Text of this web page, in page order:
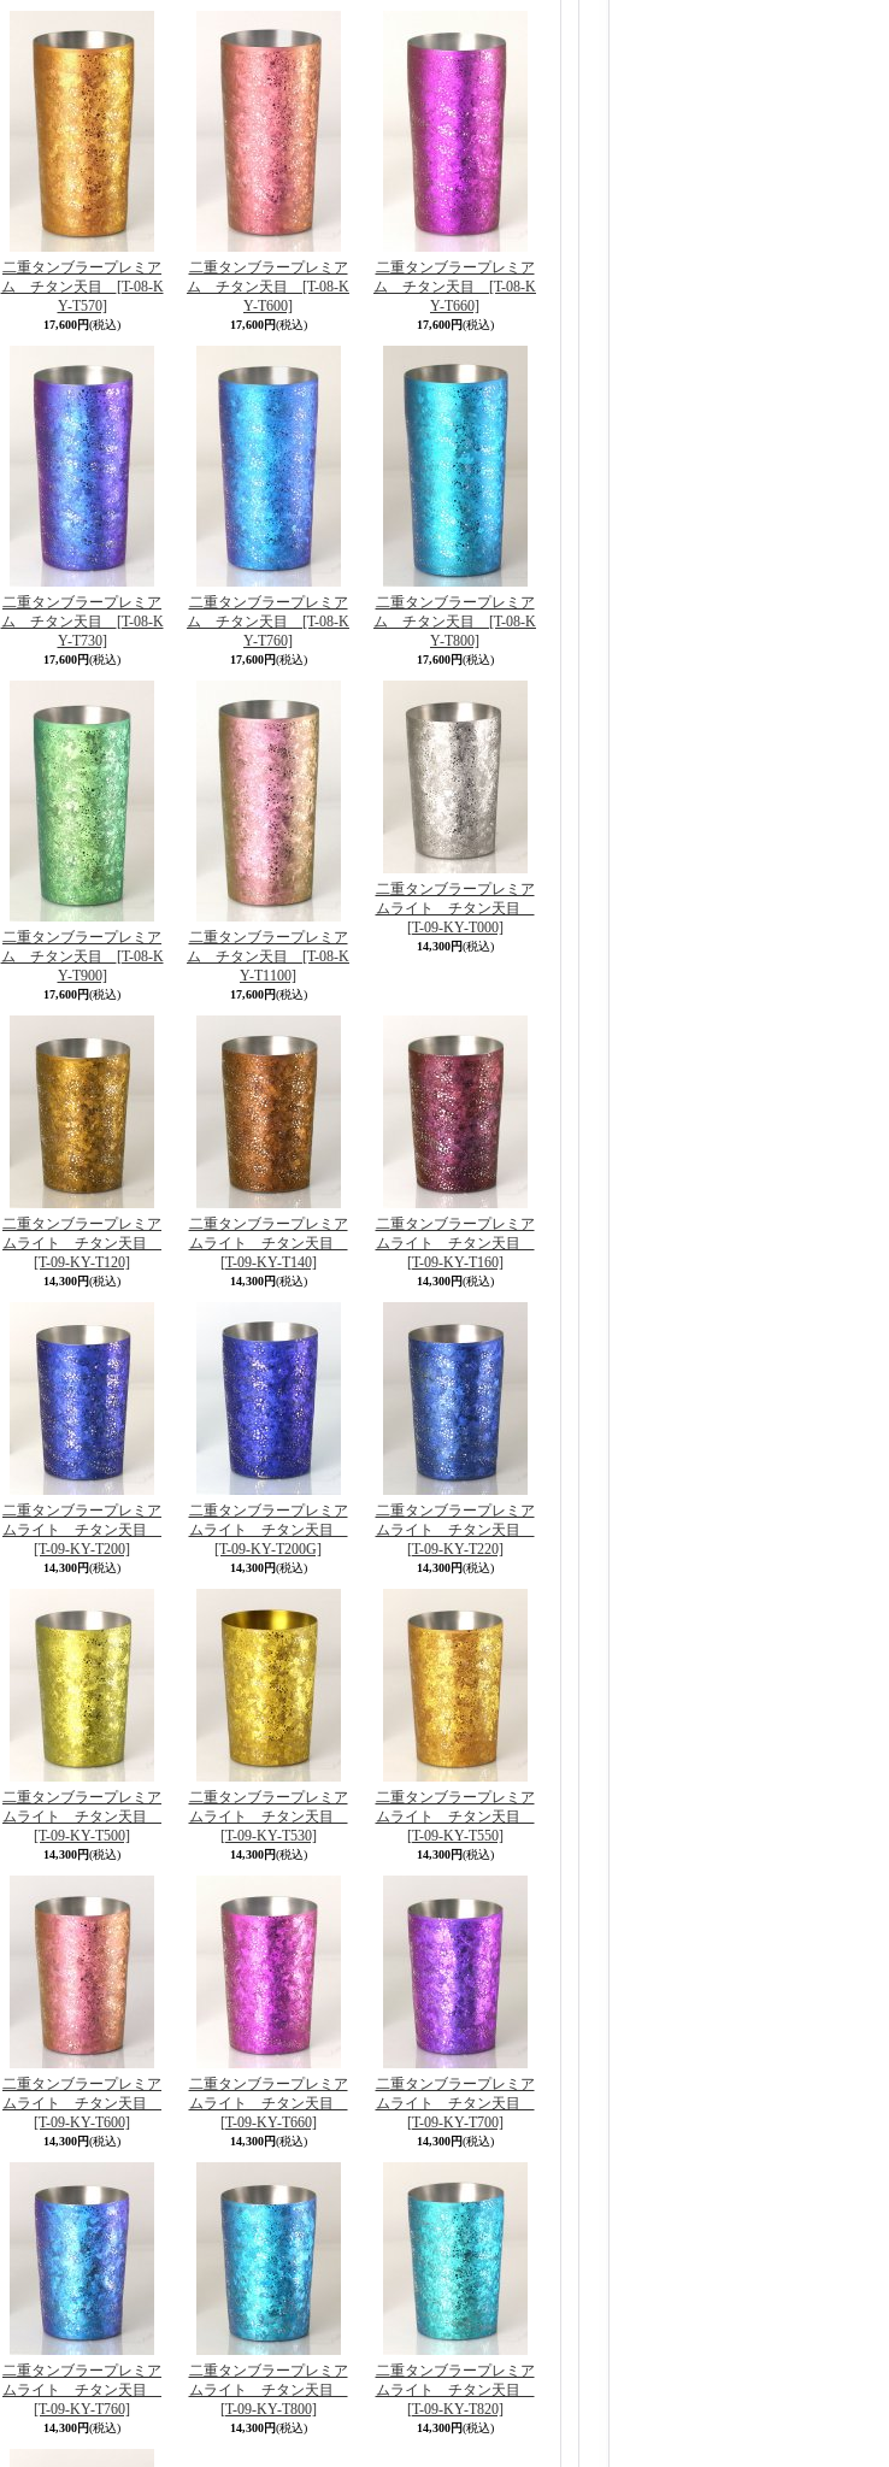
二重タンブラープレミア
ム チタン天目
[T-08-K
Y-T570]
17,600円(税込)
二重タンブラープレミア
ム チタン天目 [T-08-K
Y-T600]
17,600円(税込)
二重タンブラープレミア
ム チタン天目 [T-08-K
Y-T660]
17,600円(税込)
二重タンブラープレミア
ム チタン天目
[T-08-K
Y-T730]
17,600円(税込)
二重タンブラープレミア
ム チタン天目 [T-08-K
Y-T760]
17,600円(税込)
二重タンブラープレミア
ム チタン天目 [T-08-K
Y-T800]
17,600円(税込)
二重タンブラープレミア
ム チタン天目
[T-08-K
Y-T900]
17,600円(税込)
二重タンブラープレミア
ム チタン天目 [T-08-K
Y-T1100]
17,600円(税込)
二重タンブラープレミア
ムライト チタン天目
[T-09-KY-T000]
14,300円(税込)
二重タンブラープレミア
ムライト チタン天目
[T-09-KY-T120]
14,300円(税込)
二重タンブラープレミア
ムライト チタン天目
[T-09-KY-T140]
14,300円(税込)
二重タンブラープレミア
ムライト チタン天目
[T-09-KY-T160]
14,300円(税込)
二重タンブラープレミア
ムライト チタン天目
[T-09-KY-T200]
14,300円(税込)
二重タンブラープレミア
ムライト チタン天目
[T-09-KY-T200G]
14,300円(税込)
二重タンブラープレミア
ムライト チタン天目
[T-09-KY-T220]
14,300円(税込)
二重タンブラープレミア
ムライト チタン天目
[T-09-KY-T500]
14,300円(税込)
二重タンブラープレミア
ムライト チタン天目
[T-09-KY-T530]
14,300円(税込)
二重タンブラープレミア
ムライト チタン天目
[T-09-KY-T550]
14,300円(税込)
二重タンブラープレミア
ムライト チタン天目
[T-09-KY-T600]
14,300円(税込)
二重タンブラープレミア
ムライト チタン天目
[T-09-KY-T660]
14,300円(税込)
二重タンブラープレミア
ムライト チタン天目
[T-09-KY-T700]
14,300円(税込)
二重タンブラープレミア
ムライト チタン天目
[T-09-KY-T760]
14,300円(税込)
二重タンブラープレミア
ムライト チタン天目
[T-09-KY-T800]
14,300円(税込)
二重タンブラープレミア
ムライト チタン天目
[T-09-KY-T820]
14,300円(税込)